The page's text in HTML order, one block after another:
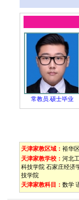
常教员.硕士毕业
天津家教区域： 裕华区
天津家教学校： 河北
科技学院 石家庄经济
技学院
天津家教科目： 数学